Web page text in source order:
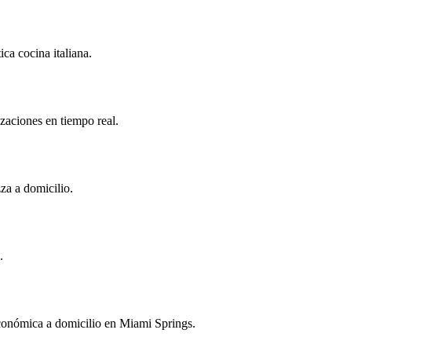
cocina italiana.
en tiempo real.
a domicilio.
a domicilio en Miami Springs.